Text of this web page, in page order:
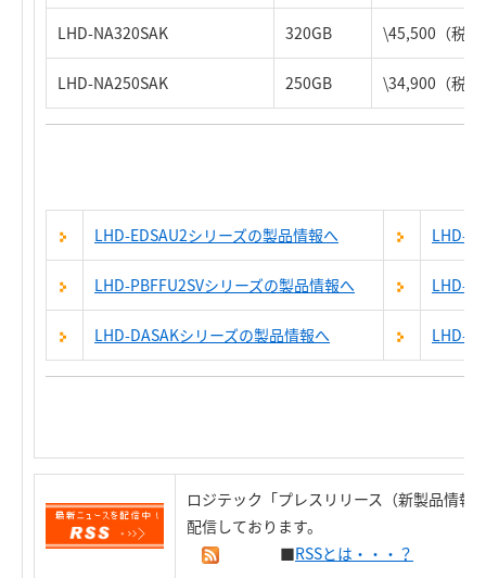
LHD-NA320SAK 320GB \45,500（税別
LHD-NA250SAK 250GB \34,900（税別
LHD-EDSAU2シリーズの製品情報へ LHD-
LHD-PBFFU2SVシリーズの製品情報へ LHD-
LHD-DASAKシリーズの製品情報へ LHD-
ロジテック「プレスリリース（新製品情報
配信しております。
■RSSとは・・・？